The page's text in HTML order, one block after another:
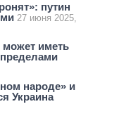
путин
27 июня 2025,
может иметь
народе» и
Украина